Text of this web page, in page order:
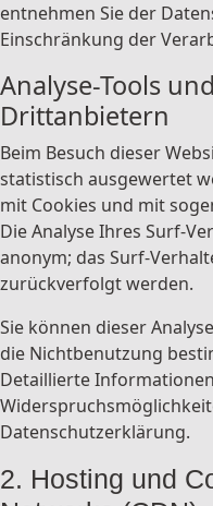
entnehmen Sie der
Einschränkung der
Analyse-Tools
Drittanbietern
Beim Besuch dieser
statistisch ausgewertet
mit Cookies und mit
Die Analyse Ihres Surf-
anonym; das Surf-
zurückverfolgt werden.
Sie können dieser
die Nichtbenutzung
Detaillierte
Datenschutzerklärung.
2. Hosting und